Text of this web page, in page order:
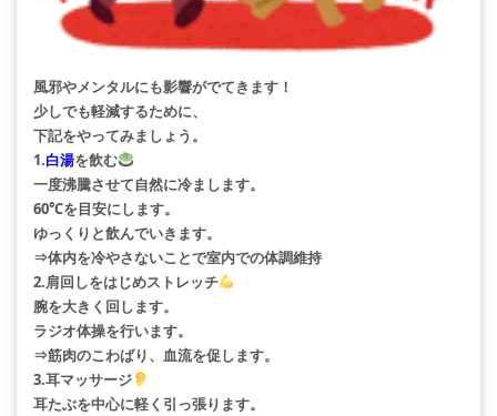
風邪やメンタルにも影響がでてきます！
少しでも軽減するために、
下記をやってみましょう。
1.白湯を飲む
一度沸騰させて自然に冷まします。
60℃を目安にします。
ゆっくりと飲んでいきます。
⇒体内を冷やさないことで室内での体調維持
2.肩回しをはじめストレッチ
腕を大きく回します。
ラジオ体操を行います。
⇒筋肉のこわばり、血流を促します。
3.耳マッサージ
耳たぶを中心に軽く引っ張ります。